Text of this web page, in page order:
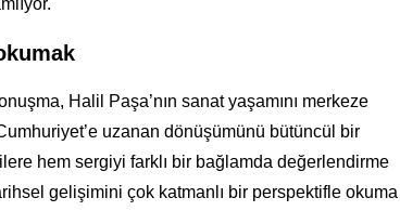
Halil Paşa’nın sanat yaşamını merkeze
uzanan dönüşümünü bütüncül bir
hem sergiyi farklı bir bağlamda değerlendirme
gelişimini çok katmanlı bir perspektifle okuma